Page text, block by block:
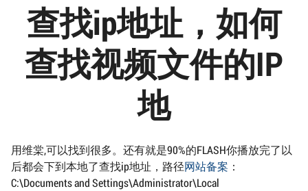
查找ip地址，如何
查找视频文件的IP
地
用维棠,可以找到很多。还有就是90%的FLASH你播放完了以
后都会下到本地了查找ip地址，路径网站备案 ：
C:\Documents and Settings\Administrator\Local